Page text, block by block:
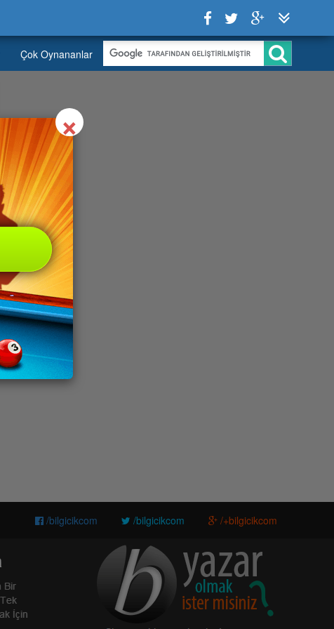
Çok Oynananlar
/bilgicikcom /bilgicikcom /+bilgicikcom
×Close